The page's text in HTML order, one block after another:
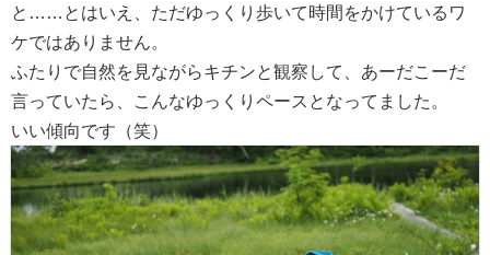
と……とはいえ、ただゆっくり歩いて時間をかけているワ
ケではありません。
ふたりで自然を見ながらキチンと観察して、あーだこーだ
言っていたら、こんなゆっくりペースとなってました。
いい傾向です（笑）